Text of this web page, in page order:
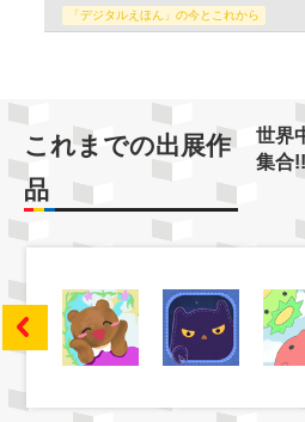
「デジタルえほん」の今とこれから
これまでの出展作
品
世界
集合!!